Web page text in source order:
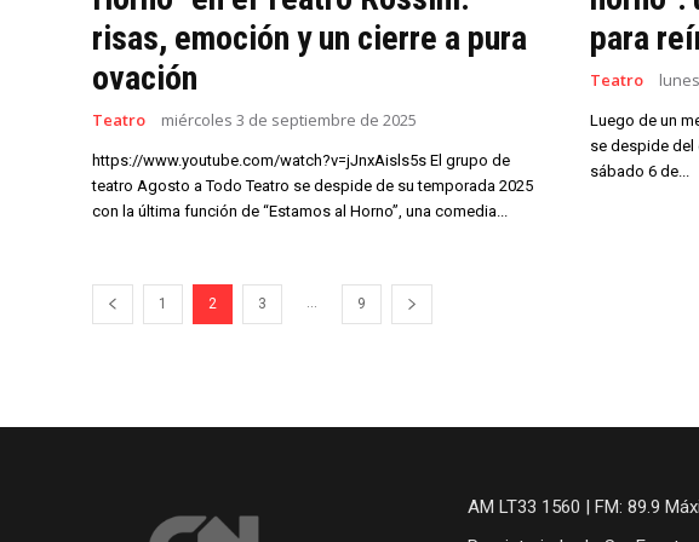
risas, emoción y un cierre a pura
ovación
Teatro miércoles 3 de septiembre de 2025
https://www.youtube.com/watch?v=jJnxAisls5s El grupo de
teatro Agosto a Todo Teatro se despide de su temporada 2025
con la última función de “Estamos al Horno”, una comedia...
para
Teatro
Luego de un
se despide del
sábado 6 de...
1 2 3 9
AM LT33 1560 | FM: 89.9